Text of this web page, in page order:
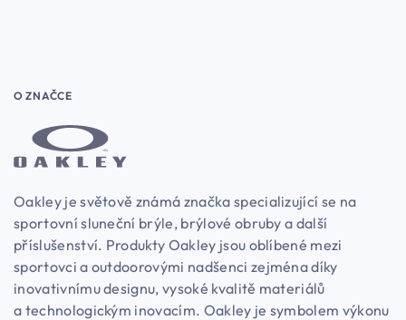
O ZNAČCE
Oakley je světově známá značka specializující se na
sportovní sluneční brýle, brýlové obruby a další
příslušenství. Produkty Oakley jsou oblíbené mezi
sportovci a outdoorovými nadšenci zejména díky
inovativnímu designu, vysoké kvalitě materiálů
a technologickým inovacím. Oakley je symbolem výkonu